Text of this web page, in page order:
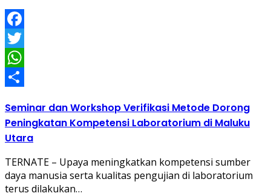
Facebook
Twitter
WhatsApp
Seminar dan Workshop Verifikasi Metode Dorong
Peningkatan Kompetensi Laboratorium di Maluku
Utara
TERNATE – Upaya meningkatkan kompetensi sumber
daya manusia serta kualitas pengujian di laboratorium
terus dilakukan…